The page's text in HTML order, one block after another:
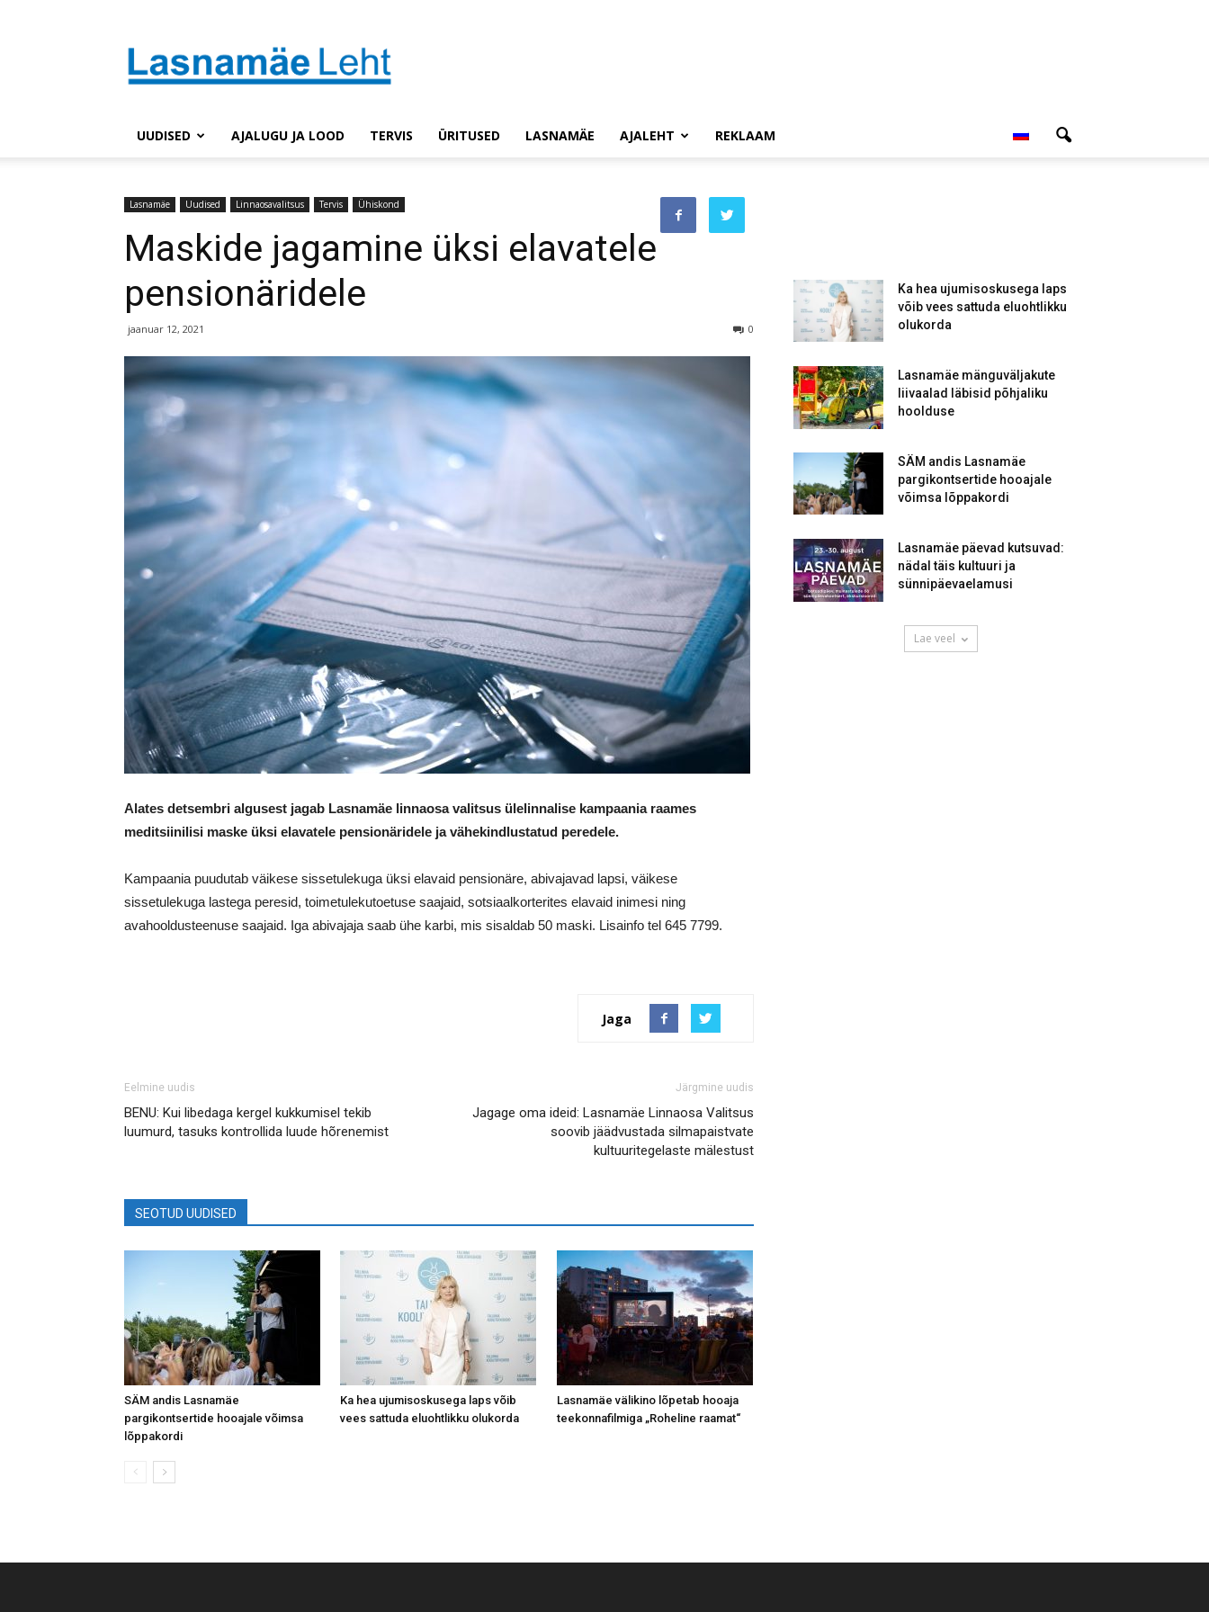
UUDISED AJALUGU JA LOOD TERVIS ÜRITUSED LASNAMÄE AJALEHT REKLAAM
Lasnamäe Uudised Linnaosavalitsus Tervis Ühiskond
Maskide jagamine üksi elavatele
pensionäridele
jaanuar 12, 2021 0
Alates detsembri algusest jagab Lasnamäe linnaosa valitsus ülelinnalise kampaania raames
meditsiinilisi maske üksi elavatele pensionäridele ja vähekindlustatud peredele.
Kampaania puudutab väikese sissetulekuga üksi elavaid pensionäre, abivajavad lapsi, väikese
sissetulekuga lastega peresid, toimetulekutoetuse saajaid, sotsiaalkorterites elavaid inimesi ning
avahooldusteenuse saajaid. Iga abivajaja saab ühe karbi, mis sisaldab 50 maski. Lisainfo tel 645 7799.
Jaga
Eelmine uudis
BENU: Kui libedaga kergel kukkumisel tekib
luumurd, tasuks kontrollida luude hõrenemist
Järgmine uudis
Jagage oma ideid: Lasnamäe Linnaosa Valitsus
soovib jäädvustada silmapaistvate
kultuuritegelaste mälestust
SEOTUD UUDISED
SÄM andis Lasnamäe
pargikontsertide hooajale võimsa
lõppakordi
Ka hea ujumisoskusega laps võib
vees sattuda eluohtlikku olukorda
Lasnamäe välikino lõpetab hooaja
teekonnafilmiga „Roheline raamat“
Ka hea ujumisoskusega laps
võib vees sattuda eluohtlikku
olukorda
Lasnamäe mänguväljakute
liivaalad läbisid põhjaliku
hoolduse
SÄM andis Lasnamäe
pargikontsertide hooajale
võimsa lõppakordi
Lasnamäe päevad kutsuvad:
nädal täis kultuuri ja
sünnipäevaelamusi
Lae veel